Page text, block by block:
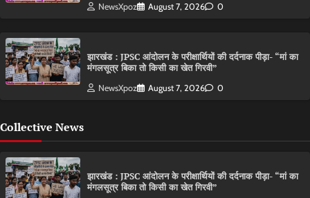
NewsXpoz August 7, 2026 0
झारखंड : JPSC आंदोलन के परीक्षार्थियों की दर्दनाक पीड़ा- “मां का
मंगलसूत्र बिका तो किसी का खेत गिरवी”
NewsXpoz August 7, 2026 0
Collective News
झारखंड : JPSC आंदोलन के परीक्षार्थियों की दर्दनाक पीड़ा- “मां का
मंगलसूत्र बिका तो किसी का खेत गिरवी”